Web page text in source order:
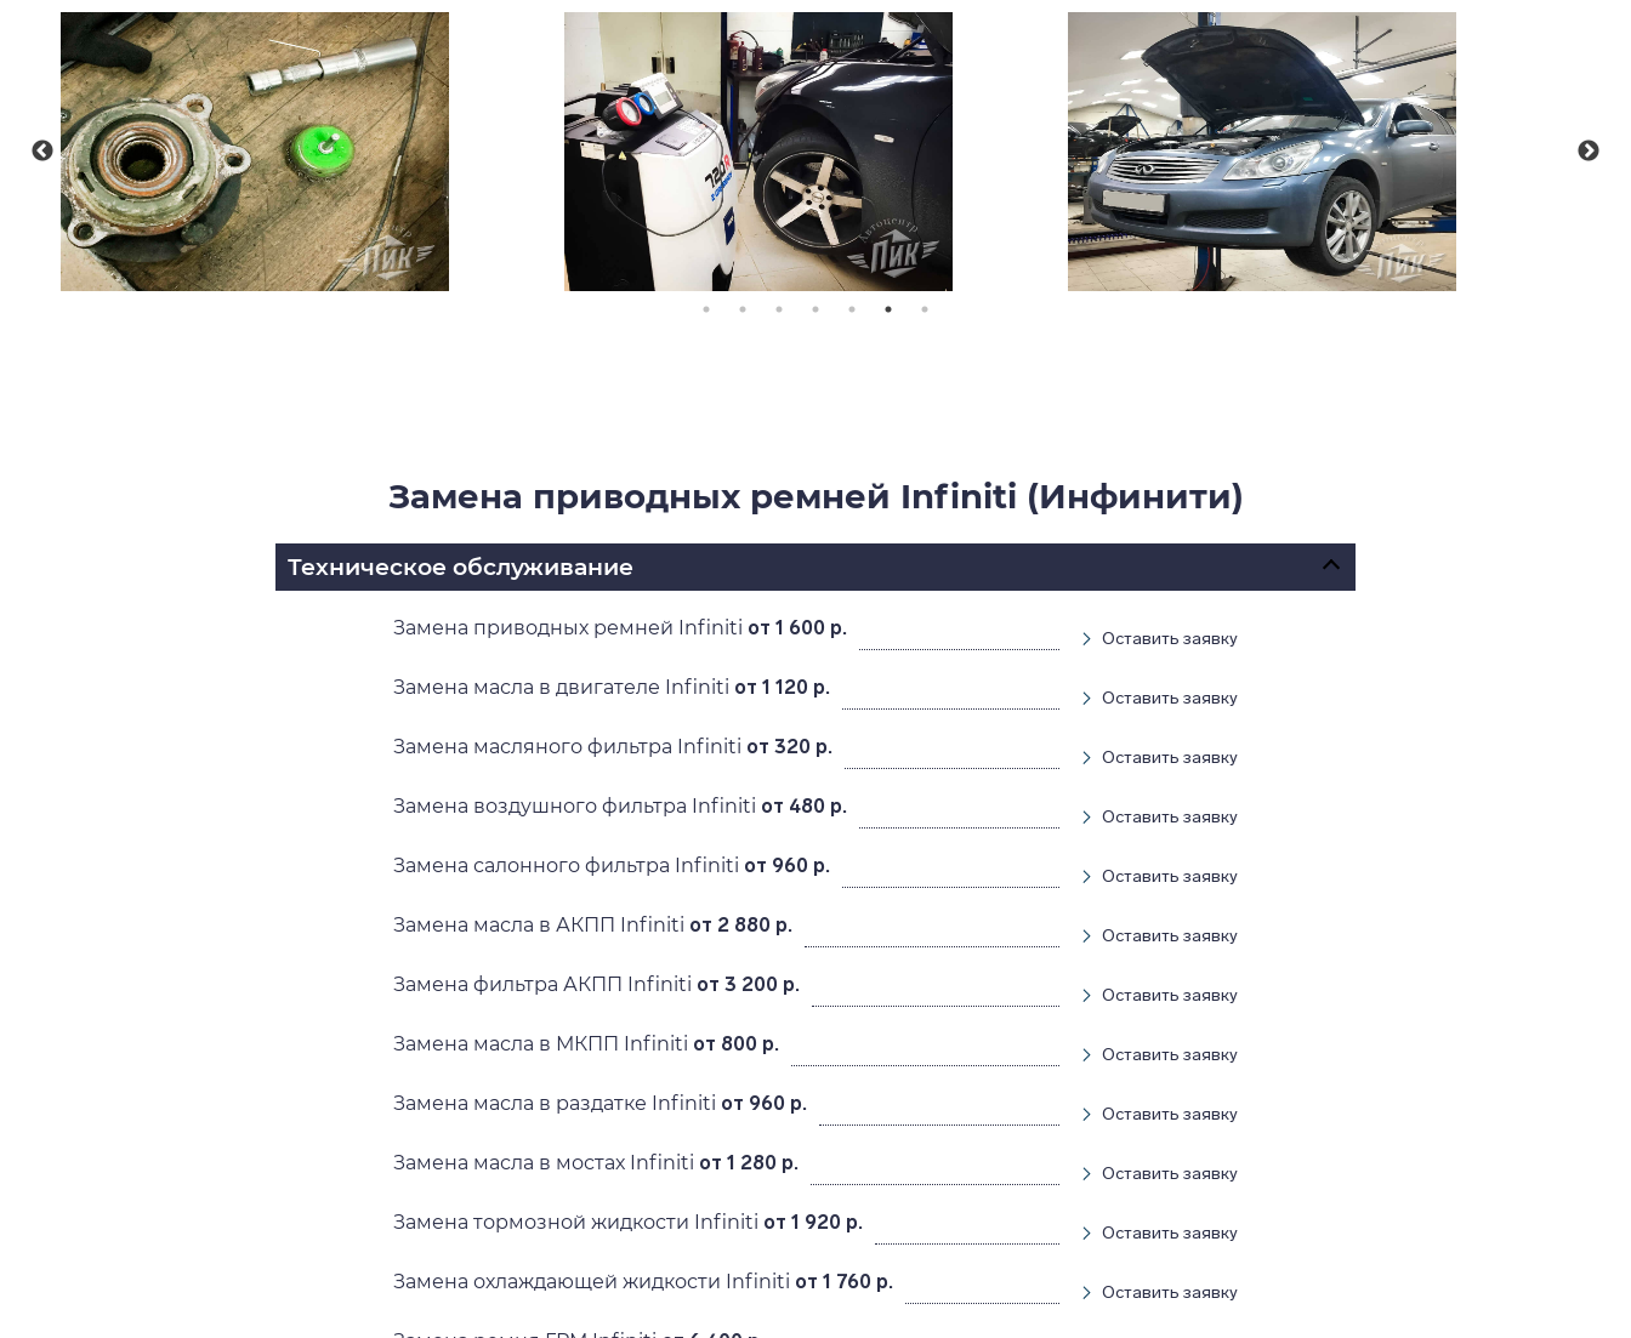
Замена приводных ремней Infiniti (Инфинити)
Техническое обслуживание
Замена приводных ремней Infiniti от 1 600 р. Оставить заявку
Замена масла в двигателе Infiniti от 1 120 р. Оставить заявку
Замена масляного фильтра Infiniti от 320 р. Оставить заявку
Замена воздушного фильтра Infiniti от 480 р. Оставить заявку
Замена салонного фильтра Infiniti от 960 р. Оставить заявку
Замена масла в АКПП Infiniti от 2 880 р. Оставить заявку
Замена фильтра АКПП Infiniti от 3 200 р. Оставить заявку
Замена масла в МКПП Infiniti от 800 р. Оставить заявку
Замена масла в раздатке Infiniti от 960 р. Оставить заявку
Замена масла в мостах Infiniti от 1 280 р. Оставить заявку
Замена тормозной жидкости Infiniti от 1 920 р. Оставить заявку
Замена охлаждающей жидкости Infiniti от 1 760 р. Оставить заявку